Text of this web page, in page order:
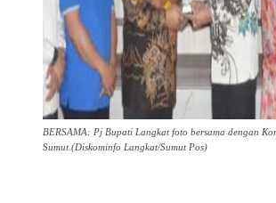
BERSAMA: Pj Bupati Langkat foto bersama dengan
Sumut.(Diskominfo Langkat/Sumut Pos)